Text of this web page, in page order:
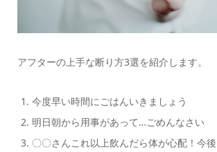
アフターの上手な断り方3選を紹介します。
今度早い時間にごはんいきましょう
明日朝から用事があって…ごめんなさい
〇〇さんこれ以上飲んだら体が心配！今